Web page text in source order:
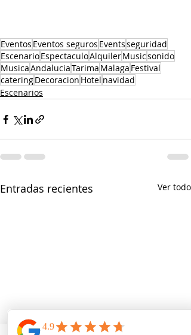
Eventos Eventos seguros Eventsseguridad
EscenarioEspectaculoAlquilerMusicsonido
MusicaAndaluciaTarima Malaga Festival
cateringDecoracion Hotel navidad
Escenarios
Entradas recientes Ver todo